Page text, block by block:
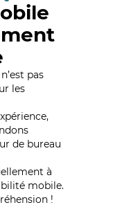
pas
les
de bureau
à
mobile.
!